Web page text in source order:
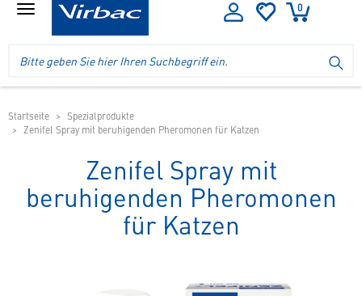
Menü
Virbac
Ihr
Shop
0
Header
mobilen
Shop
Startseite
Spezialprodukte
Zenifel Spray mit beruhigenden Pheromonen für Katzen
Zenifel Spray mit
beruhigenden Pheromonen
für Katzen